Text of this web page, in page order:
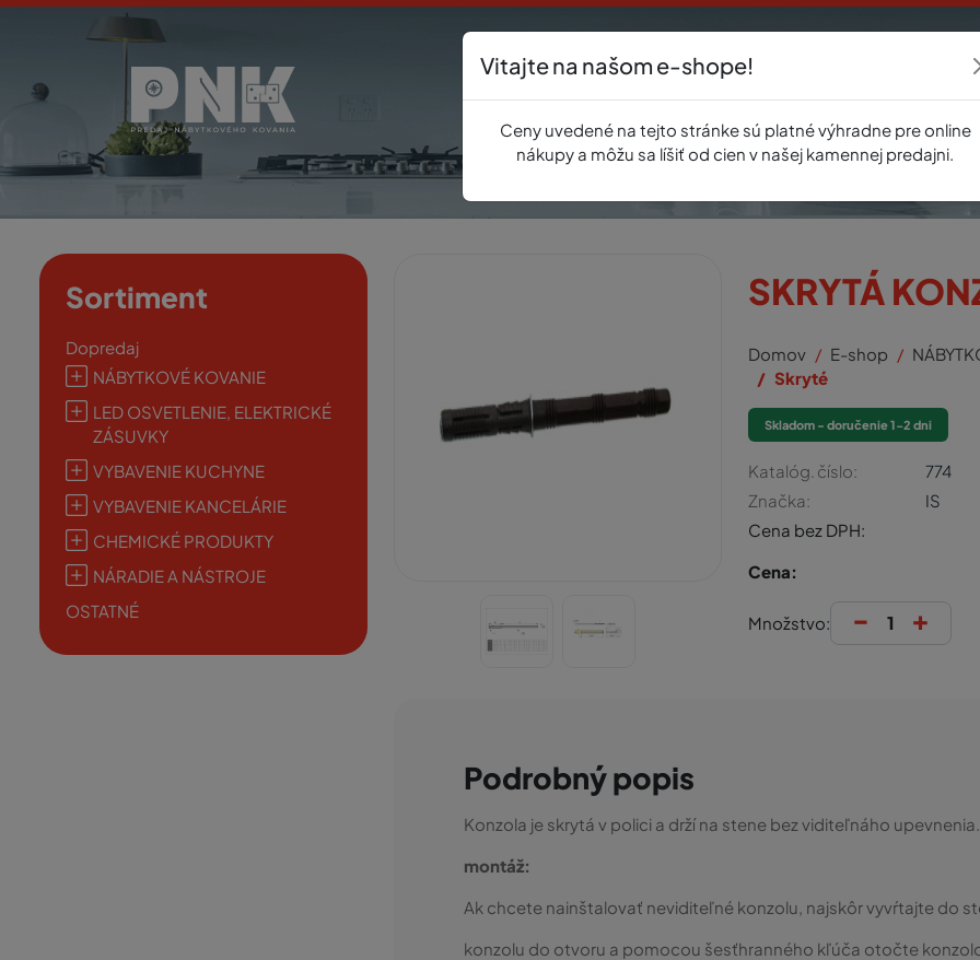
AkcieE-shopRegistráciaNovinkyO násPredajňa
Sortiment
Dopredaj
NÁBYTKOVÉ KOVANIE
LED OSVETLENIE, ELEKTRICKÉ
ZÁSUVKY
VYBAVENIE KUCHYNE
VYBAVENIE KANCELÁRIE
CHEMICKÉ PRODUKTY
NÁRADIE A NÁSTROJE
OSTATNÉ
SKRYTÁ
Domov E-shop
Skryté
Skladom - doručenie 1-2 dni
Katalóg. číslo:
774
Značka:
IS
Cena bez DPH:
Cena:
Množstvo: - +
Podrobný popis
Konzola je skrytá v polici a drží na stene bez viditeľnáho upevnenia.
montáž:
Ak chcete nainštalovať neviditeľné konzolu, najskôr vyvŕtajte do
konzolu do otvoru a pomocou šesťhranného kľúča otočte
Vitajte na našom e-shope!
Ceny uvedené na tejto stránke sú platné výhradne pre online
nákupy a môžu sa líšiť od cien v našej kamennej predajni.